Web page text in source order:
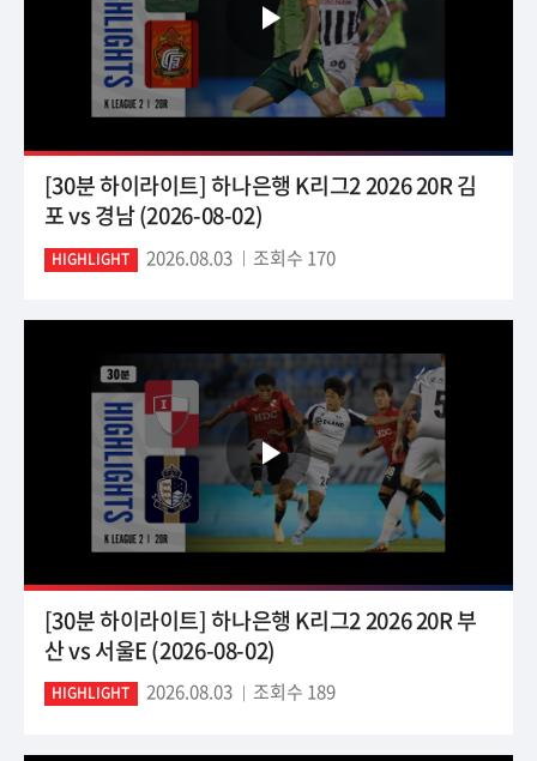
[30분 하이라이트] 하나은행 K리그2 2026 20R 김
포 vs 경남 (2026-08-02)
HIGHLIGHT 2026.08.03 조회수 170
[30분 하이라이트] 하나은행 K리그2 2026 20R 부
산 vs 서울E (2026-08-02)
HIGHLIGHT 2026.08.03 조회수 189